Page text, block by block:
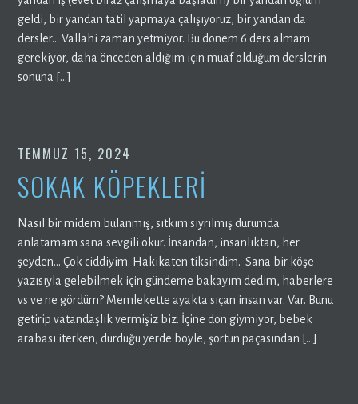
geldi, bir yandan tatil yapmaya çalışıyoruz, bir yandan da
dersler… Vallahi zaman yetmiyor. Bu dönem 6 ders almam
gerekiyor, daha önceden aldığım için muaf olduğum derslerin
sonuna […]
TEMMUZ 15, 2024
SOKAK KÖPEKLERİ
Nasıl bir midem bulanmış, sıtkım sıyrılmış durumda
anlatamam sana sevgili okur. İnsandan, insanlıktan, her
şeyden… Çok ciddiyim. Hakikaten tiksindim. Sana bir köşe
yazısıyla gelebilmek için gündeme bakayım dedim, haberlere
vs ve ne gördüm? Memlekette ayakta sıçan insan var. Var. Bunu
getirip vatandaşlık vermişiz biz. İçine don giymiyor, bebek
arabası iterken, durduğu yerde böyle, şortun paçasından […]